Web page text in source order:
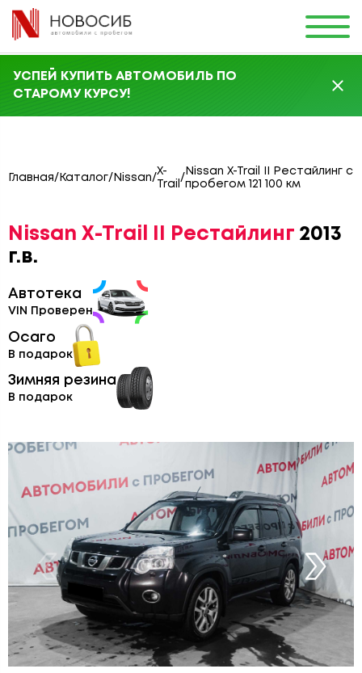
УСПЕЙ КУПИТЬ АВТОМОБИЛЬ ПО
СТАРОМУ КУРСУ!
Главная/ Каталог/ Nissan/
X-
Trail
/
Nissan X-Trail II Рестайлинг с
пробегом 121 100 км
Nissan X-Trail II Рестайлинг 2013
г.в.
Автотека
VIN Проверен
Осаго
В подарок
Зимняя резина
В подарок